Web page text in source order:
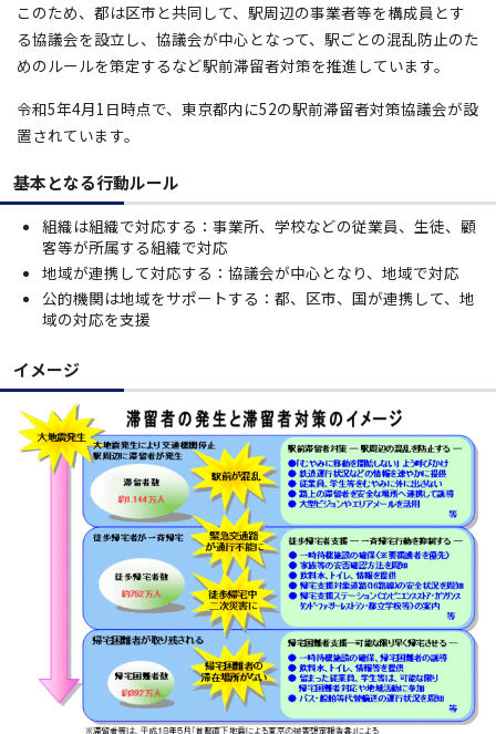
このため、都は区市と共同して、駅周辺の事業者等を構成員とす
る協議会を設立し、協議会が中心となって、駅ごとの混乱防止のた
めのルールを策定するなど駅前滞留者対策を推進しています。
令和5年4月1日時点で、東京都内に52の駅前滞留者対策協議会が設
置されています。
基本となる行動ルール
組織は組織で対応する：事業所、学校などの従業員、生徒、顧
客等が所属する組織で対応
地域が連携して対応する：協議会が中心となり、地域で対応
公的機関は地域をサポートする：都、区市、国が連携して、地
域の対応を支援
イメージ